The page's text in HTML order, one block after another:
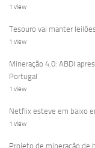
1 view
Tesouro vai manter
1 view
Mineração 4.0: ABDI
Portugal
1 view
Netflix esteve em baixo
1 view
Projeto de mineração de